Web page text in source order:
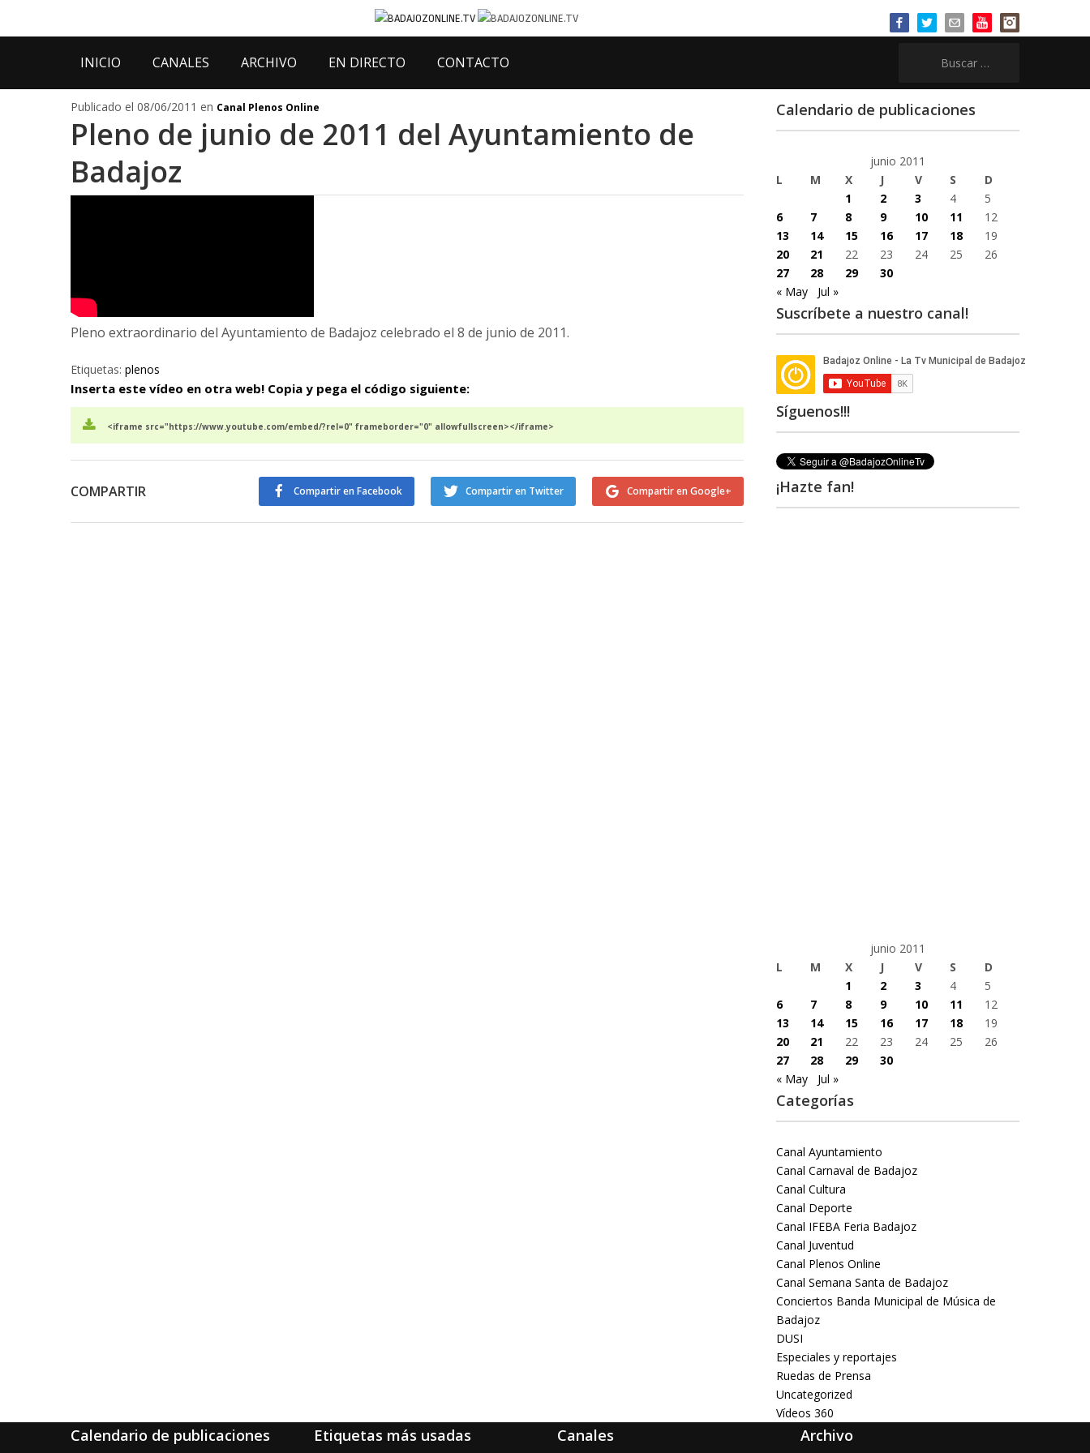
INICIO CANALES ARCHIVO EN DIRECTO CONTACTO
Publicado el 08/06/2011 en Canal Plenos Online
Pleno de junio de 2011 del Ayuntamiento de
Badajoz
Pleno extraordinario del Ayuntamiento de Badajoz celebrado el 8 de junio de 2011.
Etiquetas: plenos
Inserta este vídeo en otra web! Copia y pega el código siguiente:
<iframe src="https://www.youtube.com/embed/?rel=0" frameborder="0" allowfullscreen></iframe>
COMPARTIR Compartir en Google+
Compartir en Twitter
Compartir en Facebook
Calendario de publicaciones
junio 2011
L
M X J V S
D
1
2 3 4
5
6
7 8 9 10 11
12
13
14 15 16 17 18
19
20
21 22 23 24 25
26
27
28 29
30
« May
Jul »
Suscríbete a nuestro canal!
Síguenos!!!
¡Hazte fan!
junio 2011
L
M X J V S
D
1
2 3 4
5
6
7 8 9 10 11
12
13
14 15 16 17 18
19
20
21 22 23 24 25
26
27
28 29
30
« May
Jul »
Categorías
Canal Ayuntamiento
Canal Carnaval de Badajoz
Canal Cultura
Canal Deporte
Canal IFEBA Feria Badajoz
Canal Juventud
Canal Plenos Online
Canal Semana Santa de Badajoz
Conciertos Banda Municipal de Música de
Badajoz
DUSI
Especiales y reportajes
Ruedas de Prensa
Uncategorized
Vídeos 360
Calendario de publicaciones Etiquetas más usadas Canales Archivo